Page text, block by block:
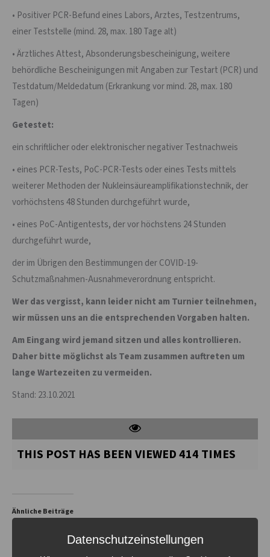
• Positiver PCR-Befund eines Labors, Arztes, Testzentrums,
einer Teststelle (mind. 28, max. 180 Tage alt)
• Ärztliches Attest, Absonderungsbescheinigung, weitere
behördliche Bescheinigungen mit Angaben zur Testart (PCR) und
Testdatum/Meldedatum (Erkrankung vor mind. 28, max. 180
Tagen)
Getestet:
ein schriftlicher oder elektronischer negativer Testnachweis
• eines PCR-Tests, PoC-PCR-Tests oder eines Tests mittels
weiterer Methoden der Nukleinsäureamplifikationstechnik, der
vorhöchstens 48 Stunden durchgeführt wurde,
• eines PoC-Antigentests, der vor höchstens 24 Stunden
durchgeführt wurde,
der im Übrigen den Bestimmungen der COVID-19-
Schutzmaßnahmen-Ausnahmeverordnung entspricht.
Wer das vergisst, kann leider nicht am Turnier teilnehmen,
wir müssen uns an die entsprechenden Vorgaben halten.
Am Eingang wird jemand sitzen und alles kontrollieren.
Daher bitte möglichst als Team zusammen auftreten um
lange Wartezeiten zu vermeiden.
Stand: 23.10.2021
THIS POST HAS BEEN VIEWED414 TIMES
Ähnliche Beiträge
Datenschutzeinstellungen